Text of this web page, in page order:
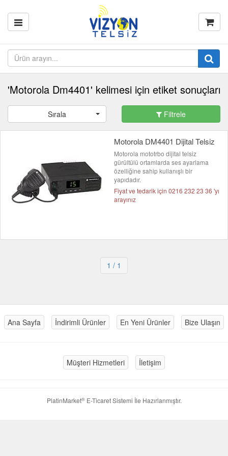
'Motorola Dm4401' kelimesi için etiket sonuçları
Sırala Filtrele
Motorola DM4401 Dijital Telsiz
Motorola mototrbo dijital telsiz
gürültülü ortamlarda ses ayarlama
özelliğine sahip kullanışlı bir
yapıdadır.
Fiyat ve tedarik için 0216 232 23 36 'yı
arayınız
1 / 1
Ana Sayfa İndirimli Ürünler En Yeni Ürünler Bize Ulaşın
Müşteri Hizmetleri İletişim
PlatinMarket®E-Ticaret Sistemi İle Hazırlanmıştır.